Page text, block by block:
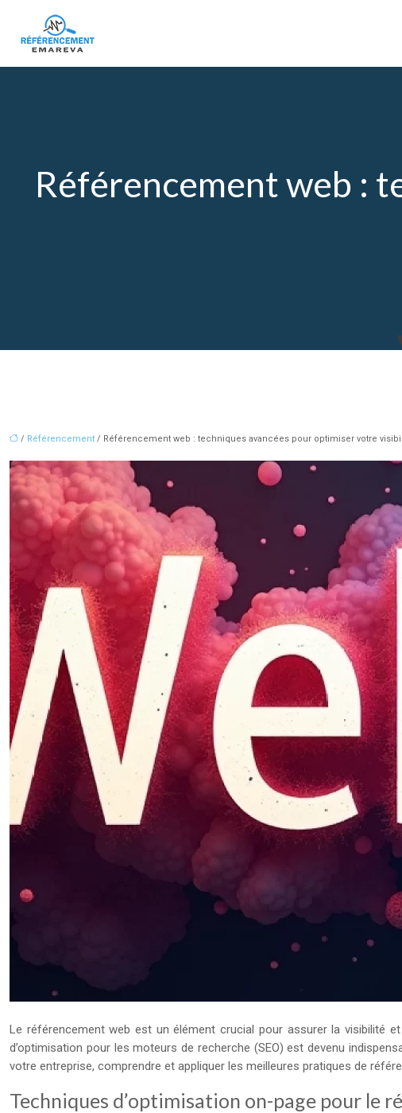
Référencement web :
/ Référencement / Référencement web : techniques avancées pour optimiser votre
Le référencement web est un élément crucial pour assurer la visibilité
d’optimisation pour les moteurs de recherche (SEO) est devenu
votre entreprise, comprendre et appliquer les meilleures pratiques de
Techniques d’optimisation on-page pour le